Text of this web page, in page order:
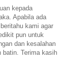
kepada
Apabila ada
kami agar
pun untuk
dan kesalahan
batin. Terima kasih